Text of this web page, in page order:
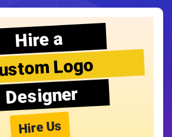
Hire a
Logo
Designer
Hire Us